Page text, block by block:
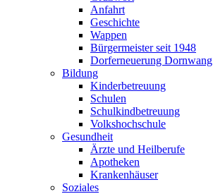
Anfahrt
Geschichte
Wappen
Bürgermeister seit 1948
Dorferneuerung Dornwang
Bildung
Kinderbetreuung
Schulen
Schulkindbetreuung
Volkshochschule
Gesundheit
Ärzte und Heilberufe
Apotheken
Krankenhäuser
Soziales